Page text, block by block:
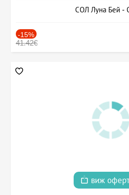
СОЛ Луна Бей -
-15%
41.42€
виж